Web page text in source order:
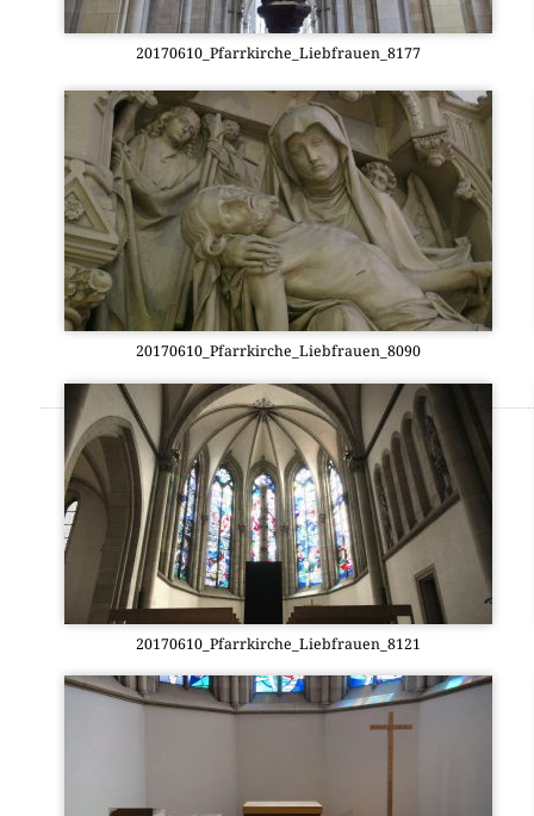
20170610_Pfarrkirche_Liebfrauen_8177
20170610_Pfarrkirche_Liebfrauen_8090
20170610_Pfarrkirche_Liebfrauen_8121